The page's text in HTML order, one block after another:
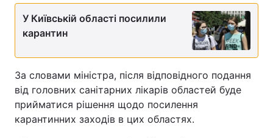
Тема оформлення
У Київській області посилили
карантин
За словами міністра, після відповідного подання
від головних санітарних лікарів областей буде
прийматися рішення щодо посилення
карантинних заходів в цих областях.